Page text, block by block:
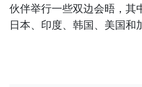
伙伴举行一些双边会晤，其
日本、印度、韩国、美国和